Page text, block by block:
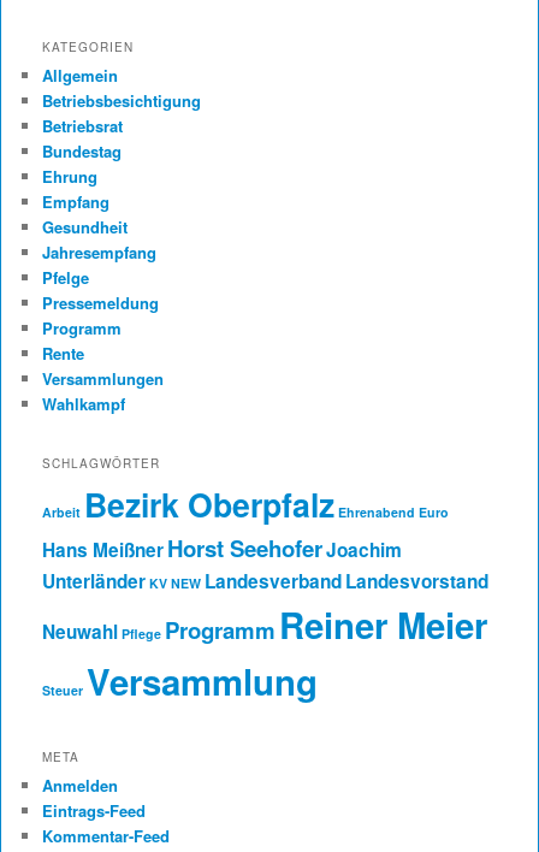
KATEGORIEN
Allgemein
Betriebsbesichtigung
Betriebsrat
Bundestag
Ehrung
Empfang
Gesundheit
Jahresempfang
Pfelge
Pressemeldung
Programm
Rente
Versammlungen
Wahlkampf
SCHLAGWÖRTER
Arbeit Bezirk Oberpfalz Ehrenabend Euro
Hans MeißnerHorst SeehoferJoachim
Unterländer KV NEW LandesverbandLandesvorstand
Neuwahl Pflege Programm Reiner Meier
Steuer Versammlung
META
Anmelden
Eintrags-Feed
Kommentar-Feed